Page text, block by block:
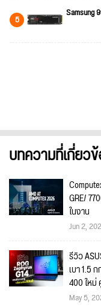
5 Samsung
บทความที่เกี่ยว
GRE/
ในงาน
Jun 2,
รีวิว
เบา 1.5
400 ให
ไหนก็พร้อ
May 5,